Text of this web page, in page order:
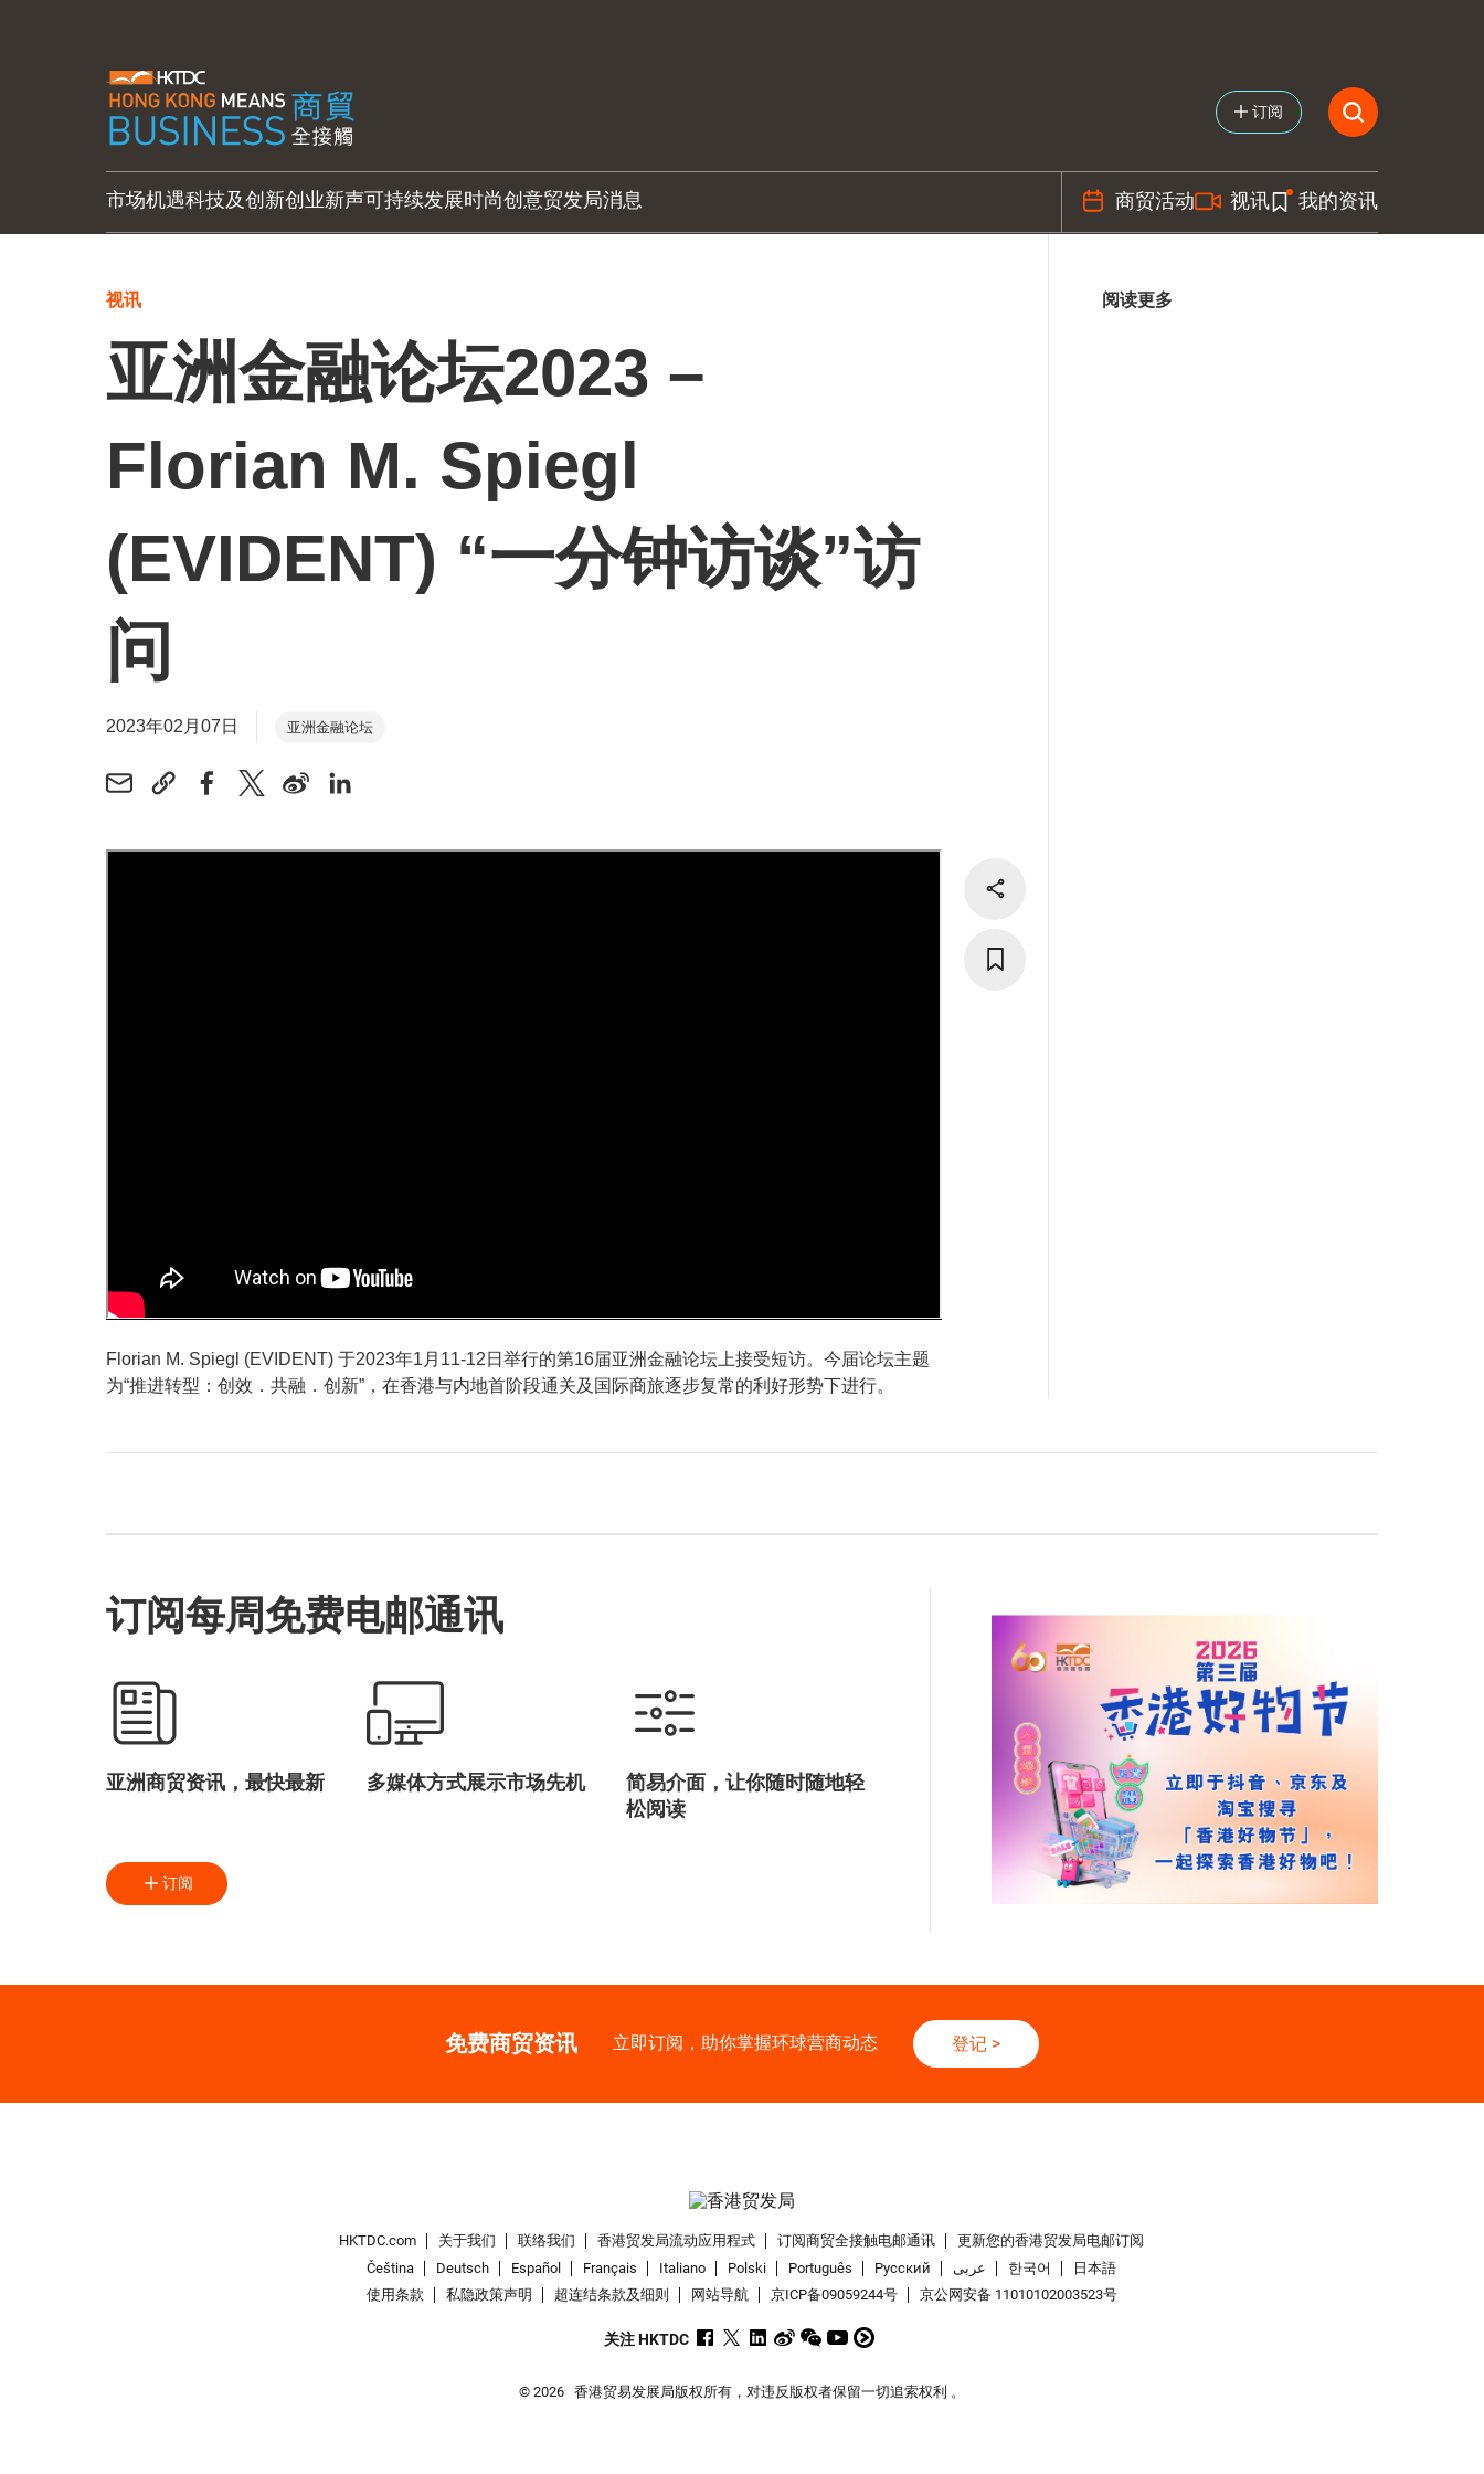
订阅
市场机遇科技及创新创业新声可持续发展时尚创意贸发局消息 商贸活动 视讯 我的资讯
视讯
亚洲金融论坛2023 –
Florian M. Spiegl
(EVIDENT) “一分钟访谈”访
问
2023年02月07日 亚洲金融论坛
Florian M. Spiegl (EVIDENT) 于2023年1月11-12日举行的第16届亚洲金融论坛上接受短访。今届论坛主题
为“推进转型：创效．共融．创新”，在香港与内地首阶段通关及国际商旅逐步复常的利好形势下进行。
阅读更多
订阅每周免费电邮通讯
亚洲商贸资讯，最快最新 多媒体方式展示市场先机
简易介面，让你随时随地轻
松阅读
订阅
免费商贸资讯 立即订阅，助你掌握环球营商动态 登记>
HKTDC.com 关于我们 联络我们 香港贸发局流动应用程式 订阅商贸全接触电邮通讯
更新您的香港贸发局电邮订阅
Čeština
Deutsch Español Français Italiano Polski Português Pусский عربى 한국어
日本語
使用条款
私隐政策声明 超连结条款及细则 网站导航 京ICP备09059244号 京公网安备 11010102003523号
关注 HKTDC
© 2026 香港贸易发展局版权所有，对违反版权者保留一切追索权利 。